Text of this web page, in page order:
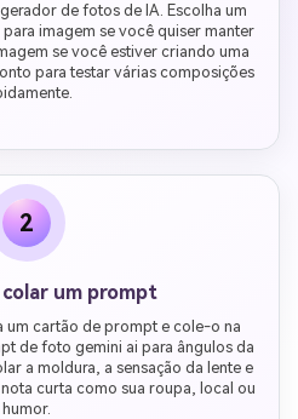
de fotos de IA. Escolha um
imagem se você quiser manter
se você estiver criando uma
para testar várias composições
2
um prompt
um cartão de prompt e cole-o na
de foto gemini ai para ângulos da
a moldura, a sensação da lente e
curta como sua roupa, local ou
humor.